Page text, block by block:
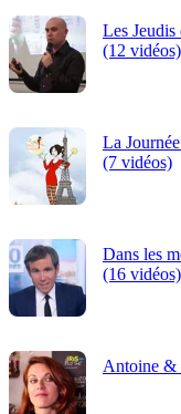
Les
(12 vidéos)
La
(7 vidéos)
Dans les
(16 vidéos)
Antoine &